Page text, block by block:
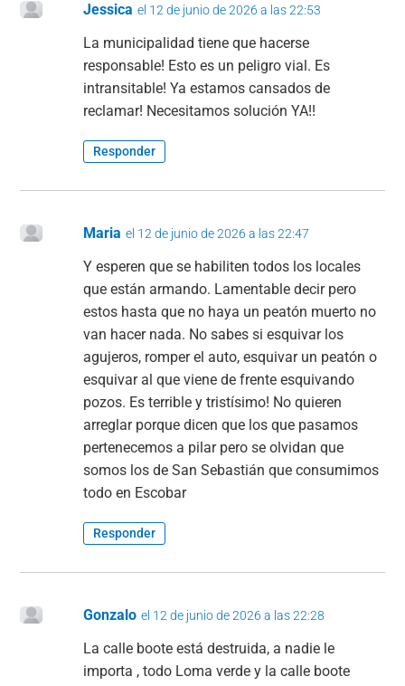
Jessica el 12 de junio de 2026 a las 22:53
La municipalidad tiene que hacerse
responsable! Esto es un peligro vial. Es
intransitable! Ya estamos cansados de
reclamar! Necesitamos solución YA!!
Responder
Maria el 12 de junio de 2026 a las 22:47
Y esperen que se habiliten todos los locales
que están armando. Lamentable decir pero
estos hasta que no haya un peatón muerto no
van hacer nada. No sabes si esquivar los
agujeros, romper el auto, esquivar un peatón o
esquivar al que viene de frente esquivando
pozos. Es terrible y tristísimo! No quieren
arreglar porque dicen que los que pasamos
pertenecemos a pilar pero se olvidan que
somos los de San Sebastián que consumimos
todo en Escobar
Responder
Gonzalo el 12 de junio de 2026 a las 22:28
La calle boote está destruida, a nadie le
importa , todo Loma verde y la calle boote